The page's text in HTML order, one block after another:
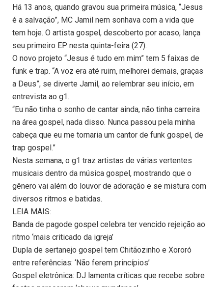
Há 13 anos, quando gravou sua primeira música, “Jesus
é a salvação”, MC Jamil nem sonhava com a vida que
tem hoje. O artista gospel, descoberto por acaso, lança
seu primeiro EP nesta quinta-feira (27).
O novo projeto “Jesus é tudo em mim” tem 5 faixas de
funk e trap. “A voz era até ruim, melhorei demais, graças
a Deus”, se diverte Jamil, ao relembrar seu início, em
entrevista ao g1.
“Eu não tinha o sonho de cantar ainda, não tinha carreira
na área gospel, nada disso. Nunca passou pela minha
cabeça que eu me tornaria um cantor de funk gospel, de
trap gospel.”
Nesta semana, o g1 traz artistas de várias vertentes
musicais dentro da música gospel, mostrando que o
gênero vai além do louvor de adoração e se mistura com
diversos ritmos e batidas.
LEIA MAIS:
Banda de pagode gospel celebra ter vencido rejeição ao
ritmo ‘mais criticado da igreja’
Dupla de sertanejo gospel tem Chitãozinho e Xororó
entre referências: ‘Não ferem princípios’
Gospel eletrônica: DJ lamenta críticas que recebe sobre